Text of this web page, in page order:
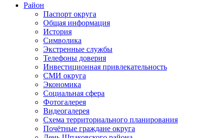
Район
Паспорт округа
Общая информация
История
Символика
Экстренные службы
Телефоны доверия
Инвестиционная привлекательность
СМИ округа
Экономика
Социальная сфера
Фотогалерея
Видеогалерея
Схема территориального планирования
Почётные граждане округа